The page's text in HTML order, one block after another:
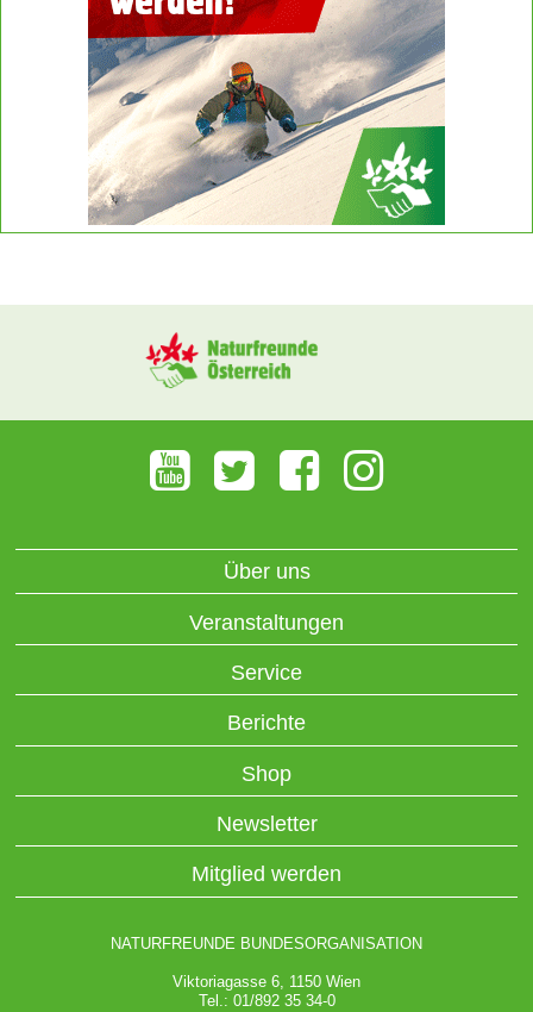
Über uns
Veranstaltungen
Service
Berichte
Shop
Newsletter
Mitglied werden
NATURFREUNDE BUNDESORGANISATION
Viktoriagasse 6, 1150 Wien
Tel.: 01/892 35 34-0